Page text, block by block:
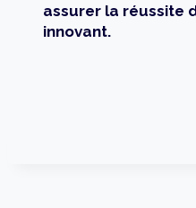
assurer la réussite
innovant.